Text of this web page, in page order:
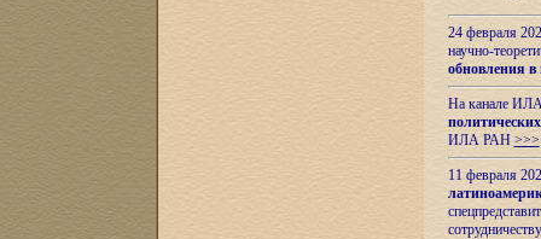
24 февраля
научно-
обновления в
На канале
ИЛА РАН >>>
11 февраля